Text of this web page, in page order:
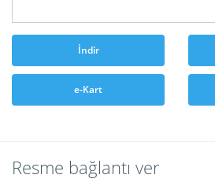
İndir
e-Kart
Resme bağlantı ver